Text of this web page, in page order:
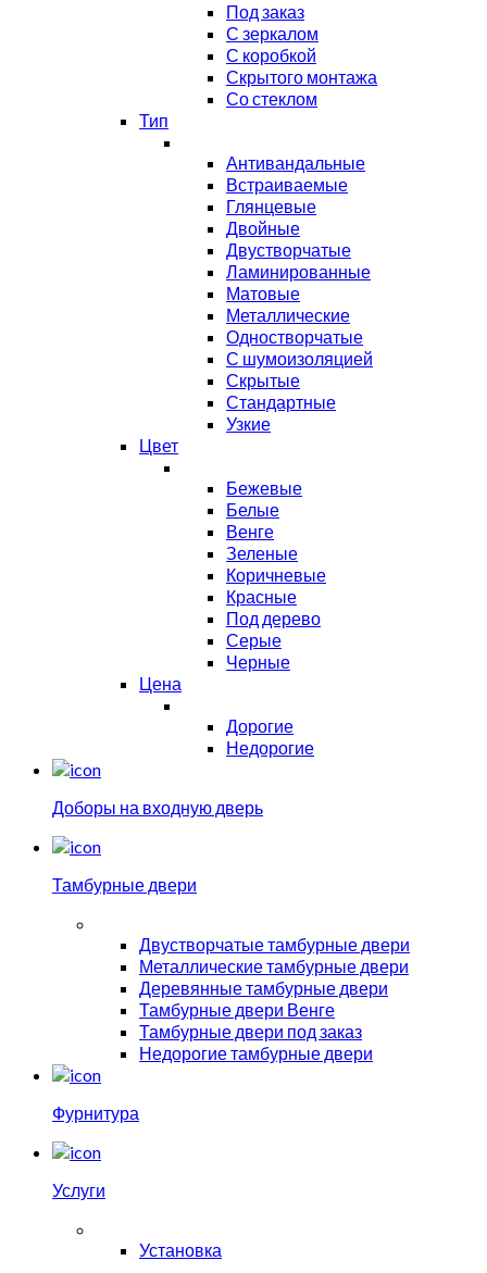
Под заказ
С зеркалом
С коробкой
Скрытого монтажа
Со стеклом
Тип
Антивандальные
Встраиваемые
Глянцевые
Двойные
Двустворчатые
Ламинированные
Матовые
Металлические
Одностворчатые
С шумоизоляцией
Скрытые
Стандартные
Узкие
Цвет
Бежевые
Белые
Венге
Зеленые
Коричневые
Красные
Под дерево
Серые
Черные
Цена
Дорогие
Недорогие
Доборы на входную дверь
Тамбурные двери
Двустворчатые тамбурные двери
Металлические тамбурные двери
Деревянные тамбурные двери
Тамбурные двери Венге
Тамбурные двери под заказ
Недорогие тамбурные двери
Фурнитура
Услуги
Установка